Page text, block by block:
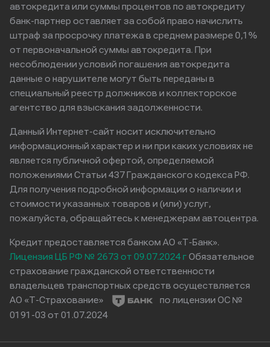
автокредита или суммы процентов по автокредиту
банк-партнер оставляет за собой право начислить
штраф за просрочку платежа в среднем размере 0,1%
от первоначальной суммы автокредита. При
несоблюдении условий погашения автокредита
данные о нарушителе могут быть переданы в
специальный реестр должников и коллекторское
агентство для взыскания задолженности.
Данный Интернет-сайт носит исключительно
информационный характер и ни при каких условиях не
является публичной офертой, определяемой
положениями Статьи 437 Гражданского кодекса РФ.
Для получения подробной информации о наличии и
стоимости указанных товаров и (или) услуг,
пожалуйста, обращайтесь к менеджерам автоцентра.
Кредит предоставляется банком АО «Т-Банк».
Лицензия ЦБ РФ № 2673 от 09.07.2024 гОбязательное
страхование гражданской ответственности
владельцев транспортных средств осуществляется
АО «Т-Страхование»
по лицензии ОС №
0191-03 от 01.07.2024